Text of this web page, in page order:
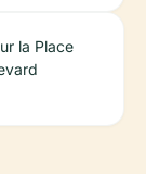
la Place